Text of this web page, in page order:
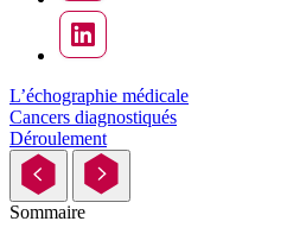
L’échographie médicale
Cancers diagnostiqués
Déroulement
Sommaire